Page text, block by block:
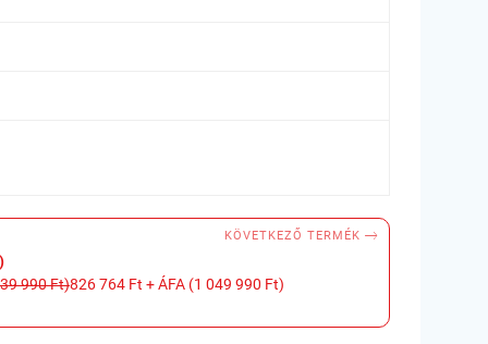
KÖVETKEZŐ TERMÉK 
990 Ft)826 764 Ft + ÁFA (1 049 990 Ft)